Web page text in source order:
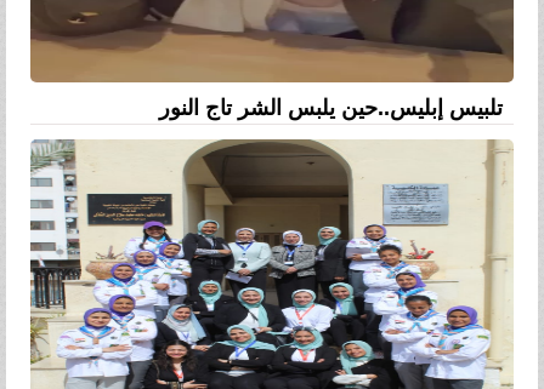
تلبيس إبليس..حين يلبس الشر تاج النور